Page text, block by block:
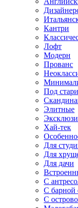
Кантри
Лофт
Модерн
Прованс
Под
Элитные
Хай-тек
Для
Для
Для дачи
С
С барной
С